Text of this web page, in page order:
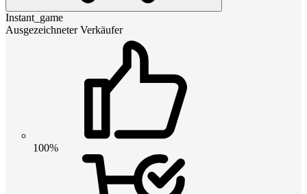
Instant_game
Ausgezeichneter Verkäufer
100%